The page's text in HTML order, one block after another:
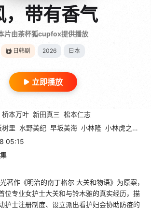
，带有香气
片由茶杯狐cupfox提供播放
日韩剧 2026 日本
立即播放
桥本万叶 新田真三 松本仁志
树里 水野美纪 早坂美海 小林隆 小林虎之介
05:15
著作《明治的南丁格尔 大关和物语》为原案，
位专业女护士大关和与铃木雅的真实经历，描
护士注册制度、设立派出看护妇会协助防疫的